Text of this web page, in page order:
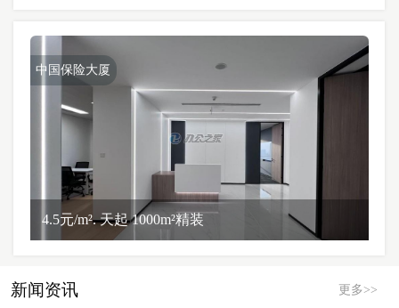
中国保险大厦
4.5元/m². 天起 1000m²精装
新闻资讯 更多>>